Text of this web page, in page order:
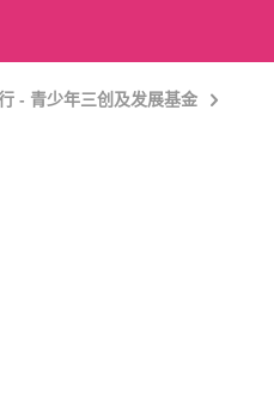
- 青少年三创及发展基金